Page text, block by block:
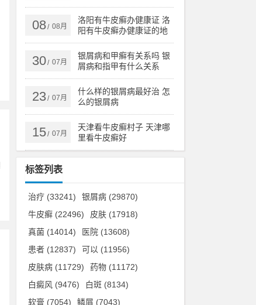
08/ 08月
洛阳有牛皮癣办健康证 洛
阳有牛皮癣办健康证的地
方吗
30/ 07月
银屑病和甲癣有关系吗 银
屑病和指甲有什么关系
23/ 07月
什么样的银屑病最好治 怎
么的银屑病
15/ 07月
天津看牛皮癣村子 天津哪
里看牛皮癣好
标签列表
治疗 (33241) 银屑病 (29870)
牛皮癣 (22496) 皮肤 (17918)
真菌 (14014) 医院 (13608)
患者 (12837) 可以 (11956)
皮肤病 (11729) 药物 (11172)
白癜风 (9476) 白斑 (8134)
软膏 (7054) 鳞屑 (7043)